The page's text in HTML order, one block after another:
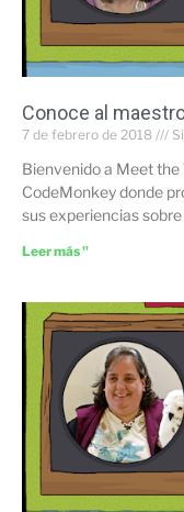
Conoce al
7 de febrero de 2018
Bienvenido a Meet the
CodeMonkey donde
sus experiencias
Leer más "